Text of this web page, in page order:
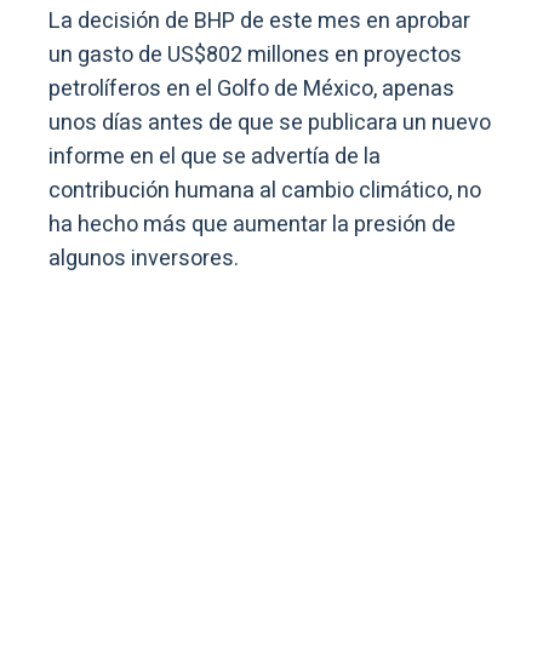
La decisión de BHP de este mes en aprobar
un gasto de US$802 millones en proyectos
petrolíferos en el Golfo de México, apenas
unos días antes de que se publicara un nuevo
informe en el que se advertía de la
contribución humana al cambio climático, no
ha hecho más que aumentar la presión de
algunos inversores.